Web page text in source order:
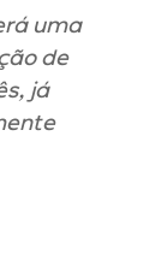
uma
de
já